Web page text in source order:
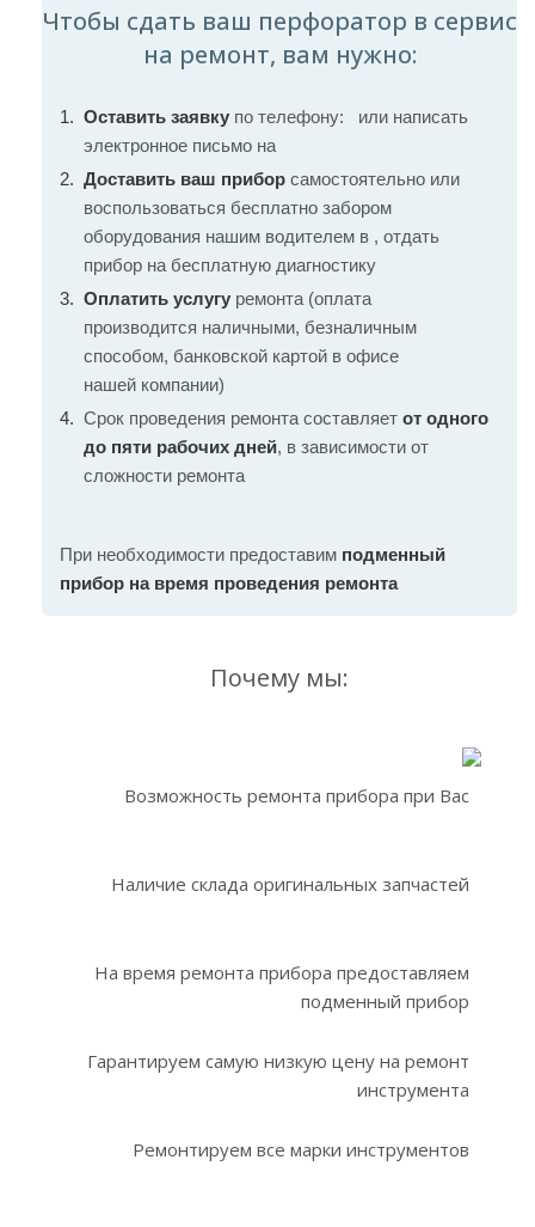
Чтобы сдать ваш перфоратор в сервис
на ремонт, вам нужно:
Оставить заявку по телефону:
или написать
электронное письмо на
Доставить ваш прибор самостоятельно или
воспользоваться бесплатно забором
оборудования нашим водителем в , отдать
прибор на бесплатную диагностику
Оплатить услугу ремонта (оплата
производится наличными, безналичным
способом, банковской картой в офисе
нашей компании)
Срок проведения ремонта составляет от одного
до пяти рабочих дней, в зависимости от
сложности ремонта
При необходимости предоставим подменный
прибор на время проведения ремонта
Почему мы:
Возможность ремонта прибора при Вас
Наличие склада оригинальных запчастей
На время ремонта прибора предоставляем
подменный прибор
Гарантируем самую низкую цену на ремонт
инструмента
Ремонтируем все марки инструментов